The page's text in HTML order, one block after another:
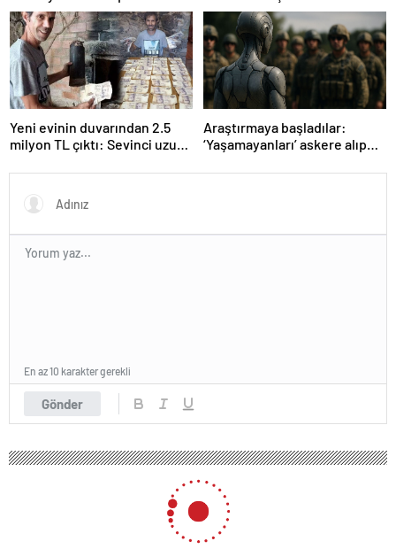
bitsin yeter
Yeni evinin duvarından 2.5
milyon TL çıktı: Sevinci uzun
Araştırmaya başladılar:
‘Yaşamayanları’ askere alıp
Gönder
En az 10 karakter gerekli